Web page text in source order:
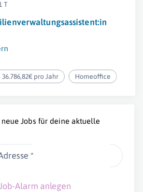
T
36.786,82€ pro Jahr Homeoffice
Jobs für deine aktuelle
*
Alarm anlegen